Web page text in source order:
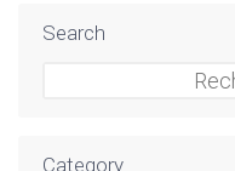
Search
Category